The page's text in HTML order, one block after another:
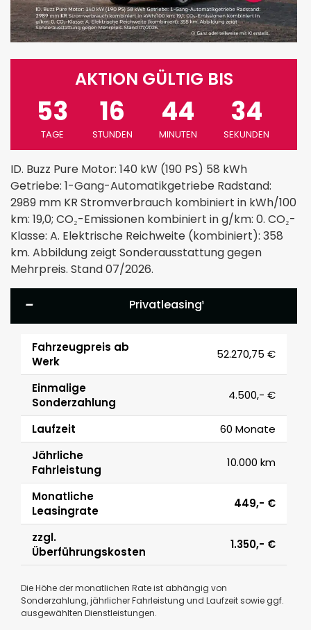
AKTION GÜLTIG BIS
53
TAGE
16
STUNDEN
44
MINUTEN
33
SEKUNDEN
ID. Buzz Pure Motor: 140 kW (190 PS) 58 kWh
Getriebe: 1-Gang-Automatikgetriebe Radstand:
2989 mm KR Stromverbrauch kombiniert in kWh/100
km: 19,0; CO₂-Emissionen kombiniert in g/km: 0. CO₂-
Klasse: A. Elektrische Reichweite (kombiniert): 358
km. Abbildung zeigt Sonderausstattung gegen
Mehrpreis. Stand 07/2026.
Privatleasing¹
Parameter
Wert
Fahrzeugpreis ab
Werk
52.270,75 €
Einmalige
Sonderzahlung
4.500,- €
Laufzeit
60 Monate
Jährliche
Fahrleistung
10.000 km
Monatliche
Leasingrate
449,- €
zzgl.
Überführungskosten
1.350,- €
Die Höhe der monatlichen Rate ist abhängig von
Sonderzahlung, jährlicher Fahrleistung und Laufzeit sowie ggf.
ausgewählten Dienstleistungen.